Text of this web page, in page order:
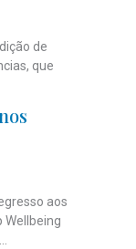
de
que
aos
Wellbeing